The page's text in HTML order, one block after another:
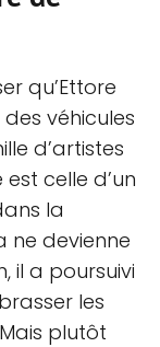
qu’Ettore
véhicules
d’artistes
est celle d’un
la
ne devienne
il a poursuivi
les
plutôt